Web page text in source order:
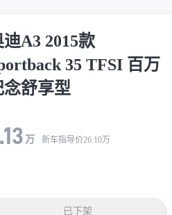
迪A3 2015款
35 TFSI 百万
念舒享型
万 新车指导价26.10万
已下架